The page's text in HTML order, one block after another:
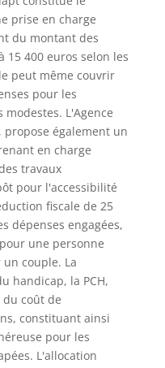
prise en charge
du montant des
15 400 euros selon les
peut même couvrir
pour les
L'Agence
également un
en charge
travaux
pour l'accessibilité
fiscale de 25
dépenses engagées,
une personne
couple. La
handicap, la PCH,
coût de
constituant ainsi
pour les
L'allocation